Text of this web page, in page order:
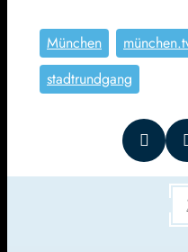
München
stadtrundgang